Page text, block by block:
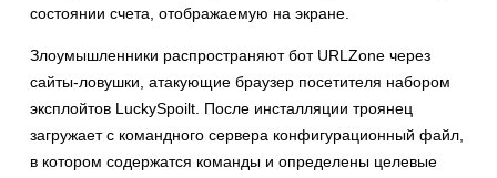
состоянии счета, отображаемую на экране.
Злоумышленники распространяют бот URLZone через
сайты-ловушки, атакующие браузер посетителя набором
эксплойтов LuckySpoilt. После инсталляции троянец
загружает с командного сервера конфигурационный файл,
в котором содержатся команды и определены целевые